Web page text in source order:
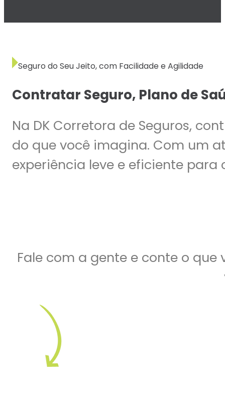
Seguro do Seu Jeito, com Facilidade e Agilidade
Contratar Seguro, Plano de
Na DK Corretora de Seguros,
do que você imagina. Com um
experiência leve e eficiente
Fale com a gente e conte o